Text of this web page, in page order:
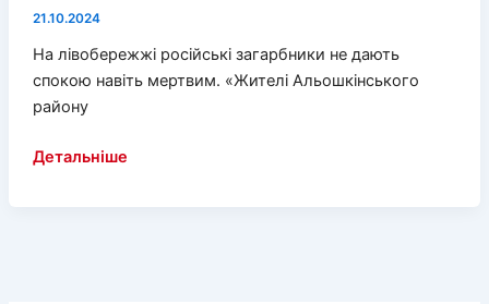
21.10.2024
На лівобережжі російські загарбники не дають
спокою навіть мертвим. «Жителі Альошкінського
району
Окупанти
Детальніше